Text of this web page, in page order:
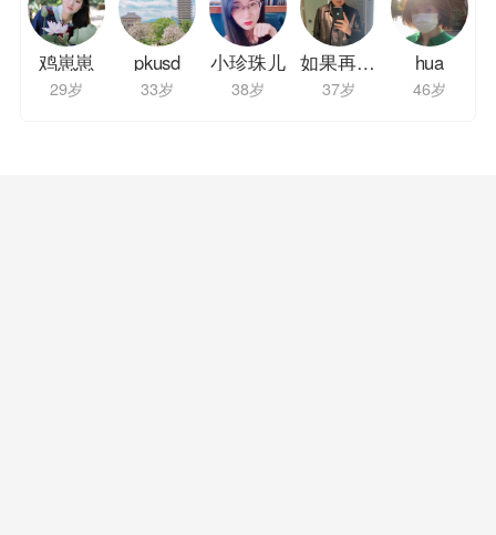
鸡崽崽
29岁
pkusd
33岁
小珍珠儿
38岁
如果再回到从前
37岁
hua
46岁